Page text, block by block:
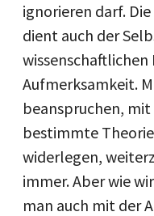
ignorieren darf.
dient auch der
wissenschaftlichen
Aufmerksamkeit.
beanspruchen,
bestimmte
widerlegen,
immer. Aber wie
man auch mit der